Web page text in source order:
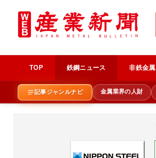
TOP 鉄鋼ニュース 非鉄金
記事ジャンルナビ 金属業界の人財